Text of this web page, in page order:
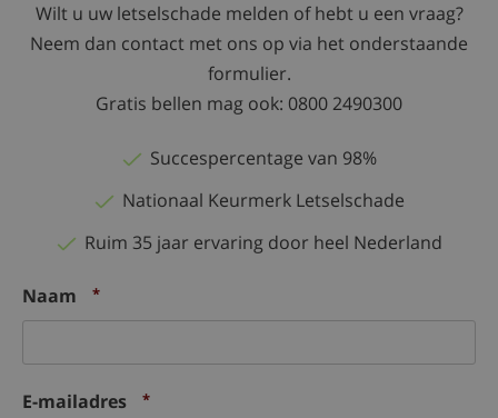
Wilt u uw letselschade melden of hebt u een vraag?
Neem dan contact met ons op via het onderstaande
formulier.
Gratis bellen mag ook: 0800 2490300
Succespercentage van 98%
Nationaal Keurmerk Letselschade
Ruim 35 jaar ervaring door heel Nederland
Naam *
E-mailadres *